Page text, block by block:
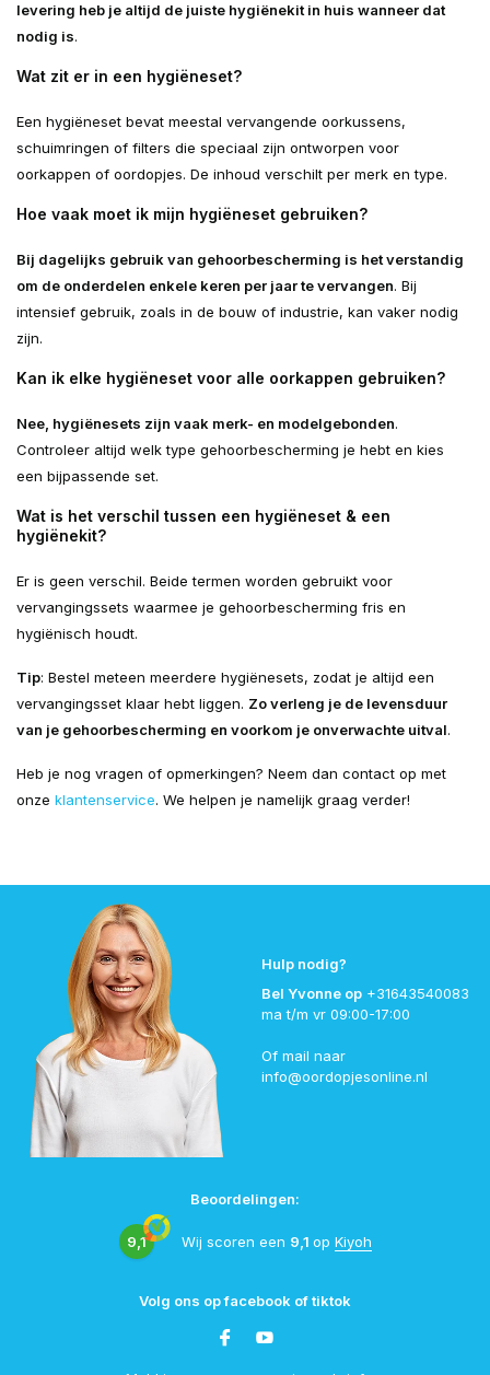
levering heb je altijd de juiste hygiënekit in huis wanneer dat
nodig is.
Wat zit er in een hygiëneset?
Een hygiëneset bevat meestal vervangende oorkussens,
schuimringen of filters die speciaal zijn ontworpen voor
oorkappen of oordopjes. De inhoud verschilt per merk en type.
Hoe vaak moet ik mijn hygiëneset gebruiken?
Bij dagelijks gebruik van gehoorbescherming is het verstandig
om de onderdelen enkele keren per jaar te vervangen. Bij
intensief gebruik, zoals in de bouw of industrie, kan vaker nodig
zijn.
Kan ik elke hygiëneset voor alle oorkappen gebruiken?
Nee, hygiënesets zijn vaak merk- en modelgebonden.
Controleer altijd welk type gehoorbescherming je hebt en kies
een bijpassende set.
Wat is het verschil tussen een hygiëneset & een
hygiënekit?
Er is geen verschil. Beide termen worden gebruikt voor
vervangingssets waarmee je gehoorbescherming fris en
hygiënisch houdt.
Tip: Bestel meteen meerdere hygiënesets, zodat je altijd een
vervangingsset klaar hebt liggen. Zo verleng je de levensduur
van je gehoorbescherming en voorkom je onverwachte uitval.
Heb je nog vragen of opmerkingen? Neem dan contact op met
onze klantenservice. We helpen je namelijk graag verder!
Hulp nodig?
Bel Yvonne op +31643540083
ma t/m vr 09:00-17:00
Of mail naar
info@oordopjesonline.nl
Beoordelingen:
9,1 Wij scoren een 9,1 op Kiyoh
Volg ons op facebook of tiktok